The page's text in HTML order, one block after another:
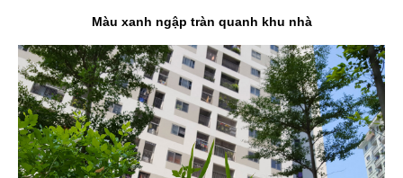
Màu xanh ngập tràn quanh khu nhà